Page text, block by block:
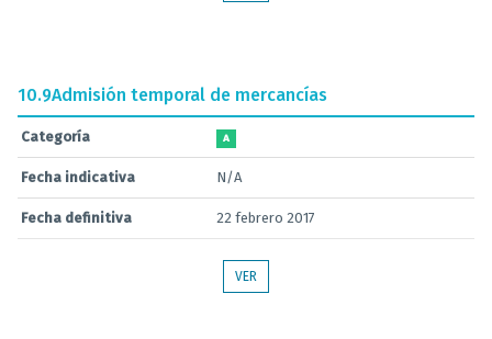
10.9Admisión temporal de mercancías
Categoría A
Fecha indicativa N/A
Fecha definitiva 22 febrero 2017
VER